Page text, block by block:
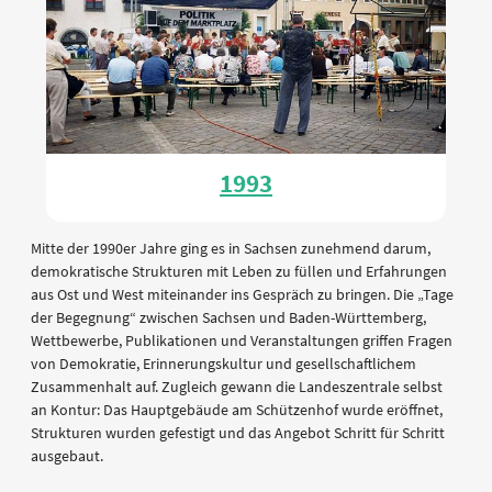
1993
Mitte der 1990er Jahre ging es in Sachsen zunehmend darum,
demokratische Strukturen mit Leben zu füllen und Erfahrungen
aus Ost und West miteinander ins Gespräch zu bringen. Die „Tage
der Begegnung“ zwischen Sachsen und Baden-Württemberg,
Wettbewerbe, Publikationen und Veranstaltungen griffen Fragen
von Demokratie, Erinnerungskultur und gesellschaftlichem
Zusammenhalt auf. Zugleich gewann die Landeszentrale selbst
an Kontur: Das Hauptgebäude am Schützenhof wurde eröffnet,
Strukturen wurden gefestigt und das Angebot Schritt für Schritt
ausgebaut.